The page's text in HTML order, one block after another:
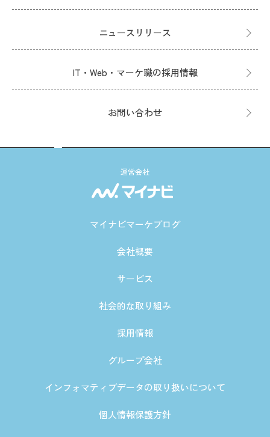
ニュースリリース
IT・Web・マーケ職の採用情報
お問い合わせ
運営会社
マイナビマーケブログ
会社概要
サービス
社会的な取り組み
採用情報
グループ会社
インフォマティブデータの取り扱いについて
個人情報保護方針